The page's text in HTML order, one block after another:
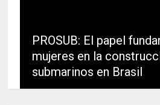
PROSUB: El papel
mujeres en la
submarinos en Brasil